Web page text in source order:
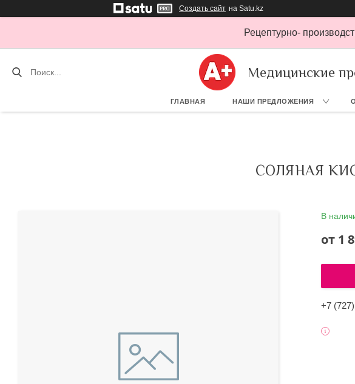
Создать сайт на Satu.kz
Рецептурно-
Медицинские
ГЛАВНАЯ НАШИ ПРЕДЛОЖЕНИЯ
СОЛЯНАЯ
В
от 1
+7